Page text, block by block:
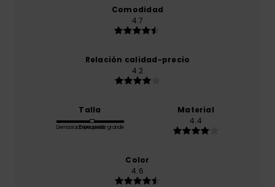
Comodidad
4.7
Relación calidad-precio
4.2
Talla
Demasiado pequeño
Demasiado grande
Material
4.4
Color
4.6